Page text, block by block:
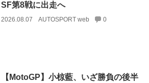
SF第8戦に出走へ
2026.08.07 AUTOSPORT web 0
【MotoGP】小椋藍、いざ勝負の後半